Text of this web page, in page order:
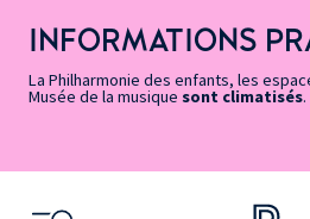
page
Accessibilité
accès
rapides
principal
contenu
principal
page
Message d’information
INFORMATIONS
La Philharmonie des enfants, les
Musée de la musique sont climatisés.